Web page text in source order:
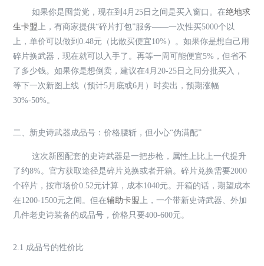
如果你是囤货党，现在到4月25日之间是买入窗口。在绝地求
生卡盟上，有商家提供“碎片打包”服务——一次性买5000个以
上，单价可以做到0.48元（比散买便宜10%）。如果你是想自己用
碎片换武器，现在就可以入手了。再等一周可能便宜5%，但省不
了多少钱。如果你是想倒卖，建议在4月20-25日之间分批买入，
等下一次新图上线（预计5月底或6月）时卖出，预期涨幅
30%-50%。
二、新史诗武器成品号：价格腰斩，但小心“伪满配”
这次新图配套的史诗武器是一把步枪，属性上比上一代提升
了约8%。官方获取途径是碎片兑换或者开箱。碎片兑换需要2000
个碎片，按市场价0.52元计算，成本1040元。开箱的话，期望成本
在1200-1500元之间。但在辅助卡盟上，一个带新史诗武器、外加
几件老史诗装备的成品号，价格只要400-600元。
2.1 成品号的性价比